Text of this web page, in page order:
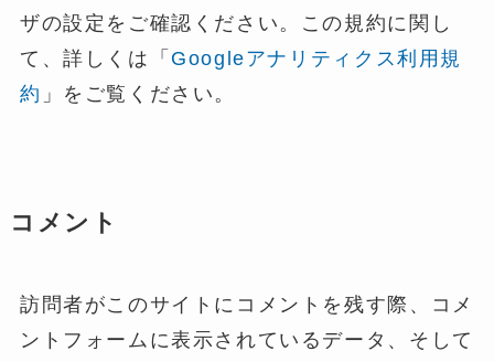
ザの設定をご確認ください。この規約に関し
て、詳しくは「 Googleアナリティクス利用規
約 」をご覧ください。
コメント
訪問者がこのサイトにコメントを残す際、コメ
ントフォームに表示されているデータ、そして